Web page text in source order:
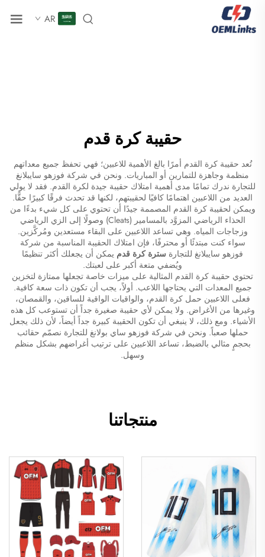
AR
حقيبة كرة قدم
تُعد حقيبة كرة القدم أمرًا بالغ الأهمية للاعبين؛ فهي تحفظ جميع معداتهم
منظمة وجاهزة للتمارين أو المباريات. ونحن في شركة فوزهو سايبلانغ
للتجارة ندرك تمامًا مدى أهمية امتلاك حقيبة جيدة لكرة القدم. فقد لا يولي
العديد من اللاعبين اهتمامًا كافيًا لحقيبتهم، لكنها قد تحدث فرقًا كبيرًا حقًّا.
ويمكن لحقيبة كرة القدم المصممة جيدًا أن تحتوي على كل شيء بدءًا من
الحذاء الرياضي المزوَّد بالمسامير (Cleats) وصولًا إلى الزي الرياضي
وزجاجات المياه. وهي تساعد اللاعبين على البقاء مستعدين ومُركَّزين.
سواء كنت مبتدئًا أو محترفًا، فإن امتلاك الحقيبة المناسبة من شركة
فوزهو سايبلانغ للتجارة سترة كرة قدم يمكن أن يجعلك أكثر تنظيمًا
ويُضفي متعة أكبر على لعبتك.
تحتوي حقيبة كرة القدم المثالية على ميزات خاصة تجعلها ممتازة لتخزين
جميع المعدات التي يحتاجها اللاعب. أولاً، يجب أن تكون ذات سعة كافية.
فعلى اللاعبين حمل كرة القدم، والواقيات الواقية للساقين، والقمصان،
وغيرها من الأغراض. ولا يمكن لأي حقيبة صغيرة جداً أن تستوعب كل هذه
الأشياء. ومع ذلك، لا ينبغي أن تكون الحقيبة كبيرة جداً أيضاً، لأن ذلك يجعل
حملها صعباً. ونحن في شركة فوزهو ساي بولانغ للتجارة نصمّم حقائب
بحجمٍ مثالي بالضبط، تساعد اللاعبين على ترتيب أغراضهم بشكل منظم
وسهل.
منتجاتنا